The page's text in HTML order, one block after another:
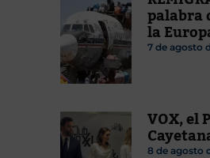
palabra
la
7 de agosto
VOX, el
8 de agosto